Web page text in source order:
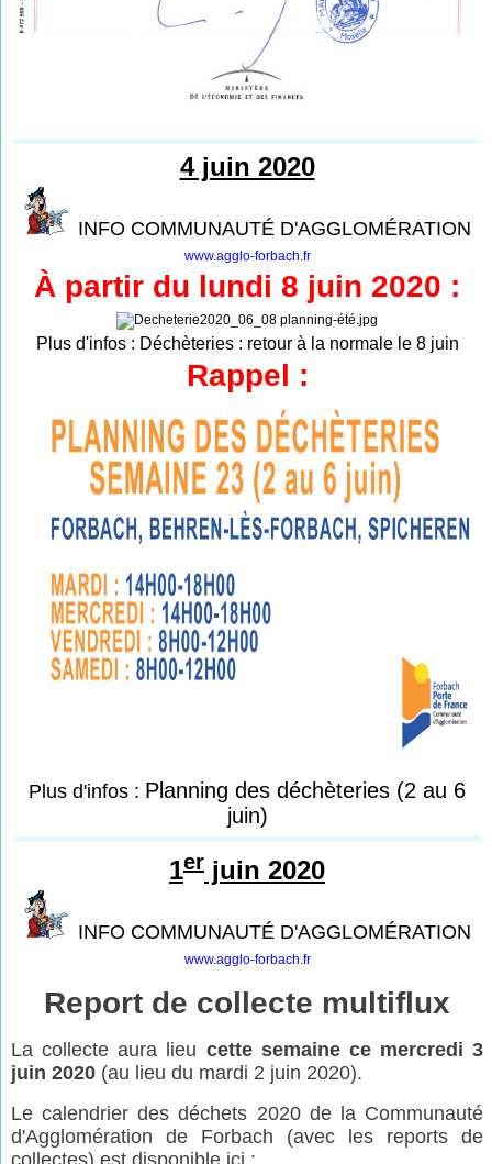
4 juin 2020
INFO COMMUNAUTÉ D'AGGLOMÉRATION
www.agglo-forbach.fr
À partir du lundi 8 juin 2020 :
Plus d'infos : Déchèteries : retour à la normale le 8 juin
Rappel :
Plus d'infos : Planning des déchèteries (2 au 6
juin)
1er juin 2020
INFO COMMUNAUTÉ D'AGGLOMÉRATION
www.agglo-forbach.fr
Report de collecte multiflux
La collecte aura lieu cette semaine ce mercredi 3
juin 2020 (au lieu du mardi 2 juin 2020).
Le calendrier des déchets 2020 de la Communauté
d'Agglomération de Forbach (avec les reports de
collectes) est disponible ici :